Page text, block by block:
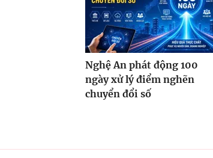
Nghệ An phát động 100
ngày xử lý điểm nghẽn
chuyển đổi số